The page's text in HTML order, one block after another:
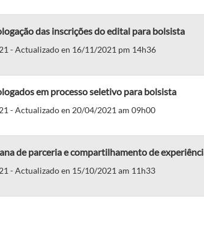
das inscrições do edital para bolsista
- Actualizado en 16/11/2021 pm 14h36
em processo seletivo para bolsista
- Actualizado en 20/04/2021 am 09h00
de parceria e compartilhamento de
- Actualizado en 15/10/2021 am 11h33